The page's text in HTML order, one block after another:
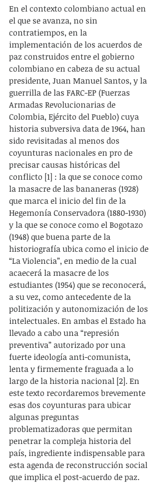
En el contexto colombiano actual en
el que se avanza, no sin
contratiempos, en la
implementación de los acuerdos de
paz construidos entre el gobierno
colombiano en cabeza de su actual
presidente, Juan Manuel Santos, y la
guerrilla de las FARC-EP (Fuerzas
Armadas Revolucionarias de
Colombia, Ejército del Pueblo) cuya
historia subversiva data de 1964, han
sido revisitadas al menos dos
coyunturas nacionales en pro de
precisar causas históricas del
conflicto [1] : la que se conoce como
la masacre de las bananeras (1928)
que marca el inicio del fin de la
Hegemonía Conservadora (1880-1930)
y la que se conoce como el Bogotazo
(1948) que buena parte de la
historiografía ubica como el inicio de
“La Violencia”, en medio de la cual
acaecerá la masacre de los
estudiantes (1954) que se reconocerá,
a su vez, como antecedente de la
politización y autonomización de los
intelectuales. En ambas el Estado ha
llevado a cabo una “represión
preventiva” autorizado por una
fuerte ideología anti-comunista,
lenta y firmemente fraguada a lo
largo de la historia nacional [2]. En
este texto recordaremos brevemente
esas dos coyunturas para ubicar
algunas preguntas
problematizadoras que permitan
penetrar la compleja historia del
país, ingrediente indispensable para
esta agenda de reconstrucción social
que implica el post-acuerdo de paz.